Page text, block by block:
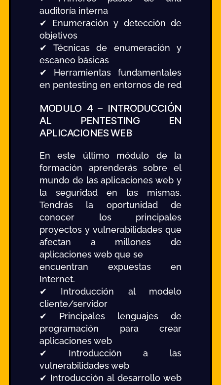
auditoría interna
✔ Enumeración y detección de
objetivos
✔ Técnicas de enumeración y
escaneo básicas
✔ Herramientas fundamentales
en pentesting en entornos de red
MODULO 4 – INTRODUCCIÓN
AL PENTESTING EN
APLICACIONES WEB
En este último módulo de la
formación aprenderás sobre el
mundo de las aplicaciones web y
la seguridad en las mismas.
Tendrás la oportunidad de
conocer los principales
proyectos y vulnerabilidades que
afectan a millones de
aplicaciones web que se
encuentran expuestas en
Internet.
✔ Introducción al modelo
cliente/servidor
✔ Principales lenguajes de
programación para crear
aplicaciones web
✔ Introducción a las
vulnerabilidades web
✔ Introducción al desarrollo web